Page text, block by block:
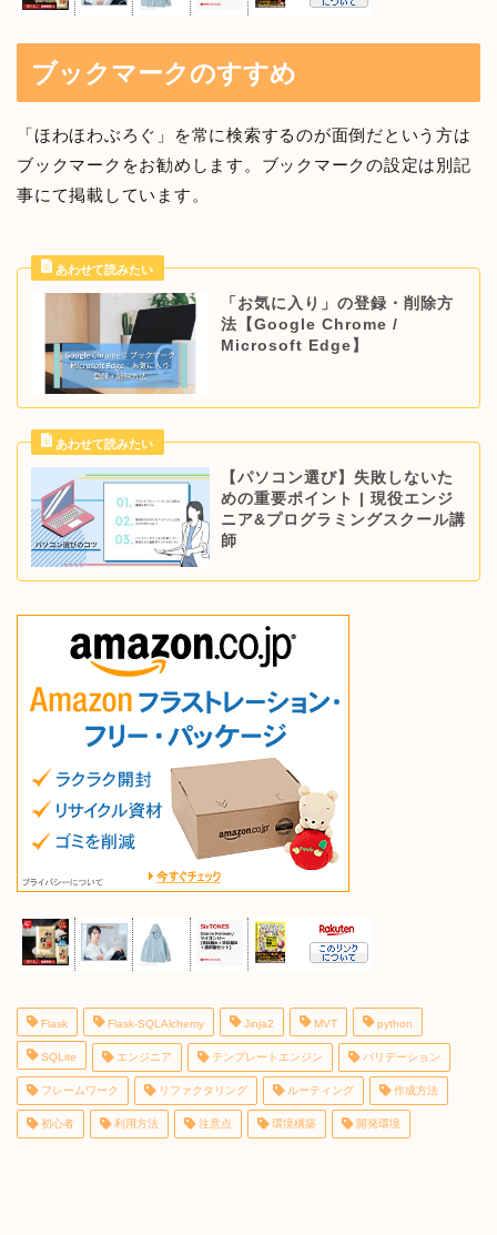
ブックマークのすすめ
「ほわほわぶろぐ」を常に検索するのが面倒だという方は
ブックマークをお勧めします。ブックマークの設定は別記
事にて掲載しています。
「お気に入り」の登録・削除方
法【Google Chrome /
Microsoft Edge】
【パソコン選び】失敗しないた
めの重要ポイント | 現役エンジ
ニア&プログラミングスクール講
師
Flask Flask-SQLAlchemy Jinja2 MVT python
SQLite エンジニア テンプレートエンジン バリデーション
フレームワーク リファクタリング ルーティング 作成方法
初心者 利用方法 注意点 環境構築 開発環境